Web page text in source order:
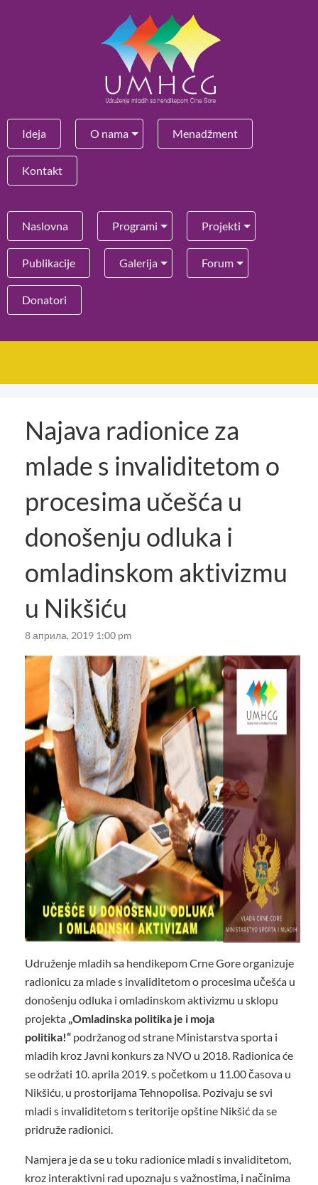
Ideja O nama Menadžment
Kontakt
Naslovna Programi Projekti
Publikacije Galerija Forum
Donatori
Najava radionice za
mlade s invaliditetom o
procesima učešća u
donošenju odluka i
omladinskom aktivizmu
u Nikšiću
8 априла, 2019 1:00 pm
Udruženje mladih sa hendikepom Crne Gore organizuje
radionicu za mlade s invaliditetom o procesima učešća u
donošenju odluka i omladinskom aktivizmu u sklopu
projekta „Omladinska politika je i moja
politika!“ podržanog od strane Ministarstva sporta i
mladih kroz Javni konkurs za NVO u 2018. Radionica će
se održati 10. aprila 2019. s početkom u 11.00 časova u
Nikšiću, u prostorijama Tehnopolisa. Pozivaju se svi
mladi s invaliditetom s teritorije opštine Nikšić da se
pridruže radionici.
Namjera je da se u toku radionice mladi s invaliditetom,
kroz interaktivni rad upoznaju s važnostima, i načinima